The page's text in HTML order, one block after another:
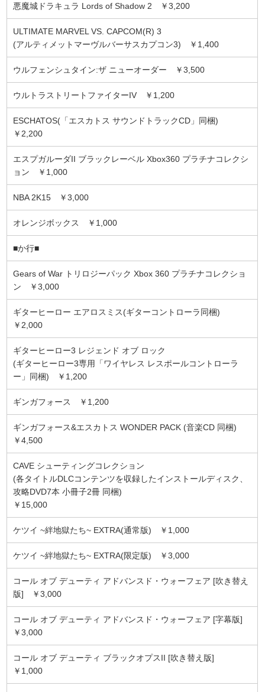
悪魔城ドラキュラ Lords of Shadow 2 ￥3,200
ULTIMATE MARVEL VS. CAPCOM(R) 3
(アルティメットマーヴルバーサスカプコン3) ￥1,400
ウルフェンシュタイン:ザ ニューオーダー ￥3,500
ウルトラストリートファイターIV ￥1,200
ESCHATOS(「エスカトス サウンドトラックCD」同梱)
￥2,200
エスプガルーダII ブラックレーベル Xbox360 プラチナコレクシ
ョン ￥1,000
NBA 2K15 ￥3,000
オレンジボックス ￥1,000
■か行■
Gears of War トリロジーパック Xbox 360 プラチナコレクショ
ン ￥3,000
ギターヒーロー エアロスミス(ギターコントローラ同梱)
￥2,000
ギターヒーロー3 レジェンド オブ ロック
(ギターヒーロー3専用「ワイヤレス レスポールコントローラ
ー」同梱) ￥1,200
ギンガフォース ￥1,200
ギンガフォース&エスカトス WONDER PACK (音楽CD 同梱)
￥4,500
CAVE シューティングコレクション
(各タイトルDLCコンテンツを収録したインストールディスク、
攻略DVD7本 小冊子2冊 同梱)
￥15,000
ケツイ ~絆地獄たち~ EXTRA(通常版) ￥1,000
ケツイ ~絆地獄たち~ EXTRA(限定版) ￥3,000
コール オブ デューティ アドバンスド・ウォーフェア [吹き替え
版] ￥3,000
コール オブ デューティ アドバンスド・ウォーフェア [字幕版]
￥3,000
コール オブ デューティ ブラックオプスII [吹き替え版]
￥1,000